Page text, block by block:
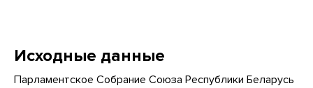
Исходные данные
Парламентское Собрание Союза Республики Беларусь